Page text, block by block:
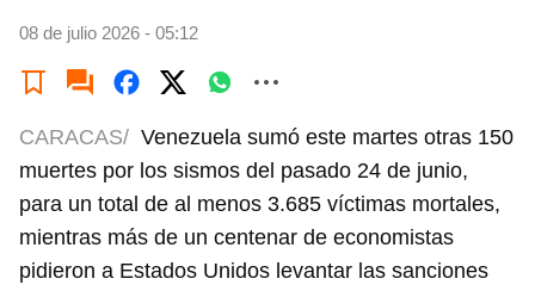
08 de julio 2026 - 05:12
CARACAS/ Venezuela sumó este martes otras 150
muertes por los sismos del pasado 24 de junio,
para un total de al menos 3.685 víctimas mortales,
mientras más de un centenar de economistas
pidieron a Estados Unidos levantar las sanciones